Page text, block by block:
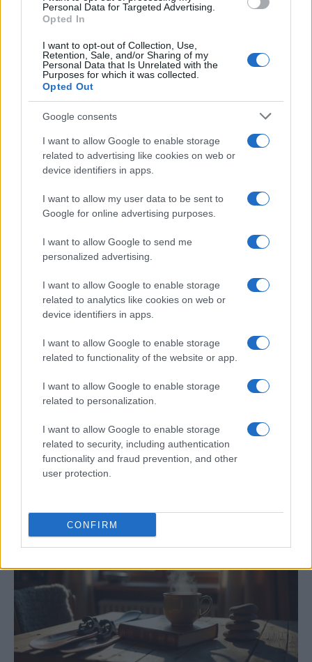
Personal Data for Targeted Advertising.
Opted In
I want to opt-out of Collection, Use,
Retention, Sale, and/or Sharing of my
Personal Data that Is Unrelated with the
Purposes for which it was collected.
Opted Out
Google consents
I want to allow Google to enable storage
related to advertising like cookies on web or
device identifiers in apps.
I want to allow my user data to be sent to
Google for online advertising purposes.
I want to allow Google to send me
personalized advertising.
I want to allow Google to enable storage
related to analytics like cookies on web or
device identifiers in apps.
I want to allow Google to enable storage
related to functionality of the website or app.
I want to allow Google to enable storage
related to personalization.
I want to allow Google to enable storage
related to security, including authentication
functionality and fraud prevention, and other
user protection.
CONFIRM
CULTURA
pandemia
«El niño de fuego»: documental ya
disponible en Movistar
El documental cuenta el tránsito por la adolescencia de…